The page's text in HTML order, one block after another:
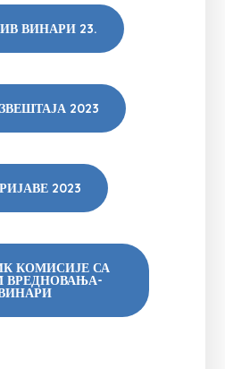
ВИНАРИ 23.
2023
2023
КОМИСИЈЕ СА
ВРЕДНОВАЊА-